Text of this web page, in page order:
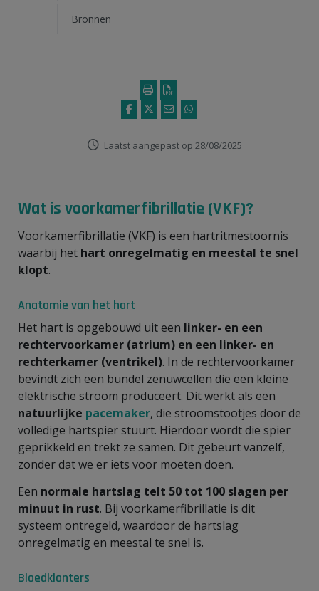
Bronnen
Laatst aangepast op 28/08/2025
Wat is voorkamerfibrillatie (VKF)?
Voorkamerfibrillatie (VKF) is een hartritmestoornis
waarbij het hart onregelmatig en meestal te snel
klopt.
Anatomie van het hart
Het hart is opgebouwd uit een linker- en een
rechtervoorkamer (atrium) en een linker- en
rechterkamer (ventrikel). In de rechtervoorkamer
bevindt zich een bundel zenuwcellen die een kleine
elektrische stroom produceert. Dit werkt als een
natuurlijke pacemaker, die stroomstootjes door de
volledige hartspier stuurt. Hierdoor wordt die spier
geprikkeld en trekt ze samen. Dit gebeurt vanzelf,
zonder dat we er iets voor moeten doen.
Een normale hartslag telt 50 tot 100 slagen per
minuut in rust. Bij voorkamerfibrillatie is dit
systeem ontregeld, waardoor de hartslag
onregelmatig en meestal te snel is.
Bloedklonters